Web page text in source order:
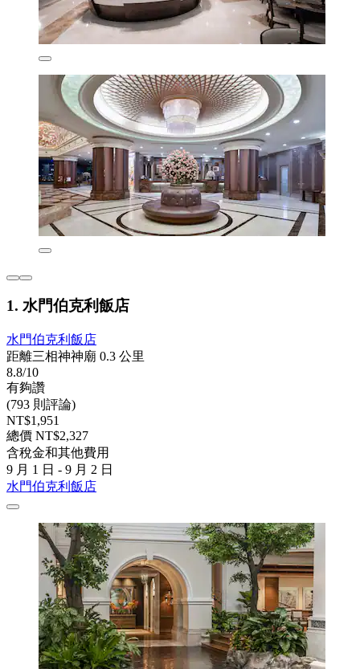
1. 水門伯克利飯店
水門伯克利飯店
距離三相神神廟 0.3 公里
8.8/10
有夠讚
(793 則評論)
NT$1,951
總價 NT$2,327
含稅金和其他費用
9 月 1 日 - 9 月 2 日
水門伯克利飯店